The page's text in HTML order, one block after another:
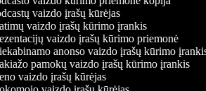
vaizdo įrašų kūrėjas
vaizdo įrašų kūrimo įrankis
vaizdo įrašų kūrimo priemonė
anonso vaizdo įrašų kūrimo įrankis
pamokų vaizdo įrašų kūrimo įrankis
vaizdo įrašų kūrėjas